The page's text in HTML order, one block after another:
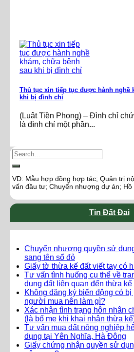
Thủ tục xin tiếp tục được hành nghề
khi bị đình chỉ
(Luật Tiền Phong) – Đình chỉ
là đình chỉ một phần...
VD: Mẫu hợp đồng hợp tác; Quản trị
vấn đầu tư; Chuyển nhượng dự án; Hồ
Tin Đất Đai
Chuyển nhượng quyền sử
sang tên sổ đỏ
Giấy tờ thừa kế đất viết tay có
Tư vấn tình huống cụ thể về
dụng đất liên quan đến thừa kế
Không đăng ký biến động có bị
người mua nên làm gì?
Xác nhận tình trạng hôn nhân
(là bố mẹ khi khai nhận thừa
Tư vấn mua đất nông nghiệp
dụng tại Yên Nghĩa, Hà Đông
Giấy chứng nhận quyền sử